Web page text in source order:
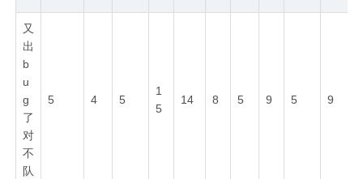
又
出
b
u
g
了
对
不
队
5 4 5
1
5
14 8 5 9 5 9